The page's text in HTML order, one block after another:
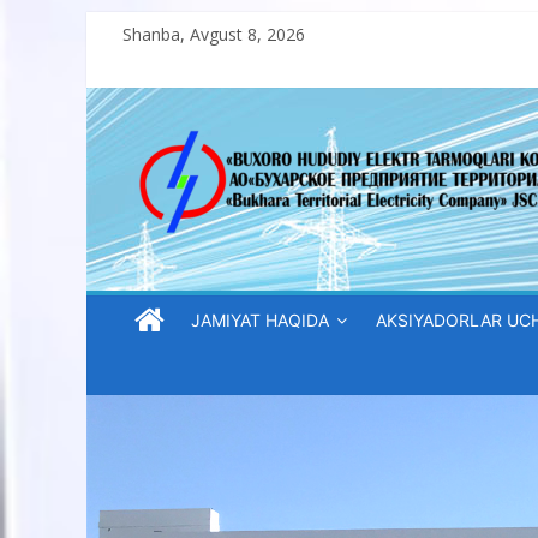
content
Shanba, Avgust 8, 2026
“Buxoro
hududiy
elektr
tarmoqlari
korxonasi”
“Buxoro
JAMIYAT HAQIDA AKSIYADORLAR